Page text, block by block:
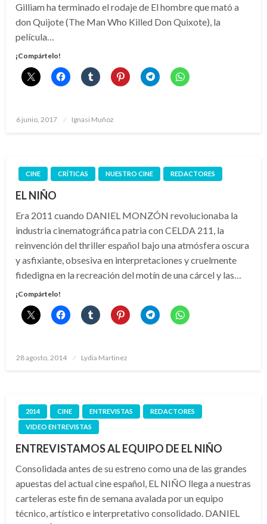
Gilliam ha terminado el rodaje de El hombre que mató a
don Quijote (The Man Who Killed Don Quixote), la
película…
¡Compártelo!
Publicado
6 junio, 2017 Ignasi Muñoz
CINE CRÍTICAS NUESTRO CINE REDACTORES
EL NIÑO
Era 2011 cuando DANIEL MONZÓN revolucionaba la
industria cinematográfica patria con CELDA 211, la
reinvención del thriller español bajo una atmósfera oscura
y asfixiante, obsesiva en interpretaciones y cruelmente
fidedigna en la recreación del motín de una cárcel y las…
¡Compártelo!
Publicado
28 agosto, 2014 Lydia Martinez
2014 CINE ENTREVISTAS
REDACTORES
VIDEO ENTREVISTAS
ENTREVISTAMOS AL EQUIPO DE EL NIÑO
Consolidada antes de su estreno como una de las grandes
apuestas del actual cine español, EL NIÑO llega a nuestras
carteleras este fin de semana avalada por un equipo
técnico, artístico e interpretativo consolidado. DANIEL